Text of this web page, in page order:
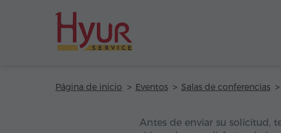
Página de inicio Eventos Salas de conferencias
Antes de enviar su solicitud,